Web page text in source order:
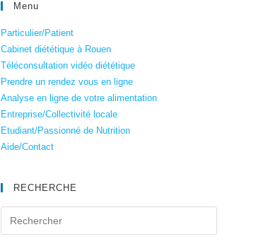
Menu
Particulier/Patient
Cabinet diététique à Rouen
Téléconsultation vidéo diététique
Prendre un rendez vous en ligne
Analyse en ligne de votre alimentation
Entreprise/Collectivité locale
Etudiant/Passionné de Nutrition
Aide/Contact
RECHERCHE